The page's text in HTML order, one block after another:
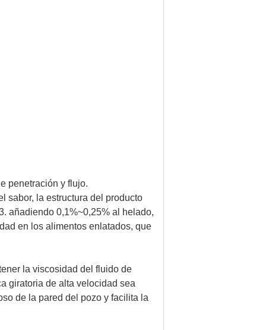
penetración y flujo.
sabor, la estructura del producto
añadiendo 0,1%~0,25% al helado,
en los alimentos enlatados, que
la viscosidad del fluido de
giratoria de alta velocidad sea
de la pared del pozo y facilita la